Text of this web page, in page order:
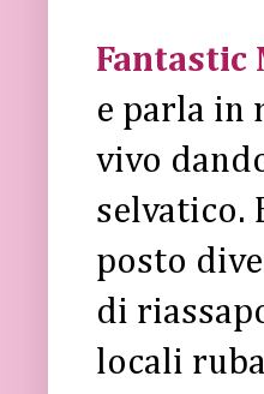
Fantastic
e parla in
vivo
selvatico.
posto
di
locali